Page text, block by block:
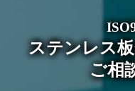
ステンレス
ご相